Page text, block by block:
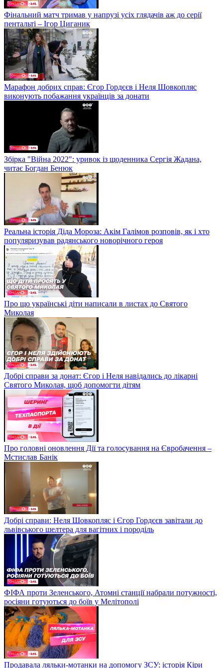
Фінальний матч тримав у напрузі усіх глядачів аж до серії
пентальті – Ігор Циганик
Марафон добрих справ: Єгор Гордєєв і Неля Шовкопляс
виконують побажання українців за донати
Збірка "Війна 2022": уривок із щоденника Сергія Жадана,
читає Богдан Бенюк
Реальна історія Діда Мороза: Акім Галімов розповів, як і хто
популяризував радянського новорічного героя
Про що українські діти написали в листах до Святого
Миколая
Добрі справи за донат: Єгор і Неля навідались до лікарні
Святого Миколая, щоб допомогти дітям
Про головні оновлення Дії та голосування на Євробачення –
Мстислав Банік
Добрі справи: Неля Шовкопляс і Єгор Гордєєв завітали до
львівського шелтера для вагітних і породіль
ФІФА проти Зеленського, Атомні станції набрали потужності,
росіяни готуються до боїв у Мелітополі
Продавала ляльки-мотанки на допомогу ЗСУ: історія Кіри